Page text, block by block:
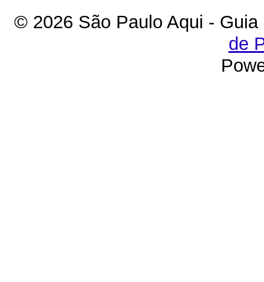
© 2026 São Paulo Aqui -
de